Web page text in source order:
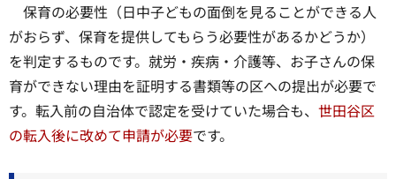
保育の必要性（日中子どもの面倒を見ることができる人
がおらず、保育を提供してもらう必要性があるかどうか）
を判定するものです。就労・疾病・介護等、お子さんの保
育ができない理由を証明する書類等の区への提出が必要で
す。転入前の自治体で認定を受けていた場合も、 世田谷区
の転入後に改めて申請が必要です。